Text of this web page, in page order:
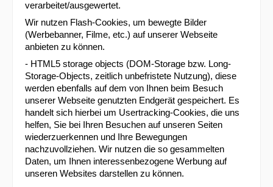
verarbeitet/ausgewertet.
Wir nutzen Flash-Cookies, um bewegte Bilder
(Werbebanner, Filme, etc.) auf unserer Webseite
anbieten zu können.
- HTML5 storage objects (DOM-Storage bzw. Long-
Storage-Objects, zeitlich unbefristete Nutzung), diese
werden ebenfalls auf dem von Ihnen beim Besuch
unserer Webseite genutzten Endgerät gespeichert. Es
handelt sich hierbei um Usertracking-Cookies, die uns
helfen, Sie bei Ihren Besuchen auf unseren Seiten
wiederzuerkennen und Ihre Bewegungen
nachzuvollziehen. Wir nutzen die so gesammelten
Daten, um Ihnen interessenbezogene Werbung auf
unseren Websites darstellen zu können.